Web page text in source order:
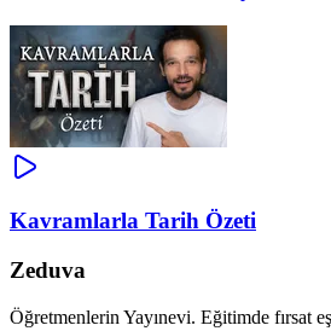
Kavramlarla Tarih Özeti
Zeduva
Öğretmenlerin Yayınevi. Eğitimde fırsat